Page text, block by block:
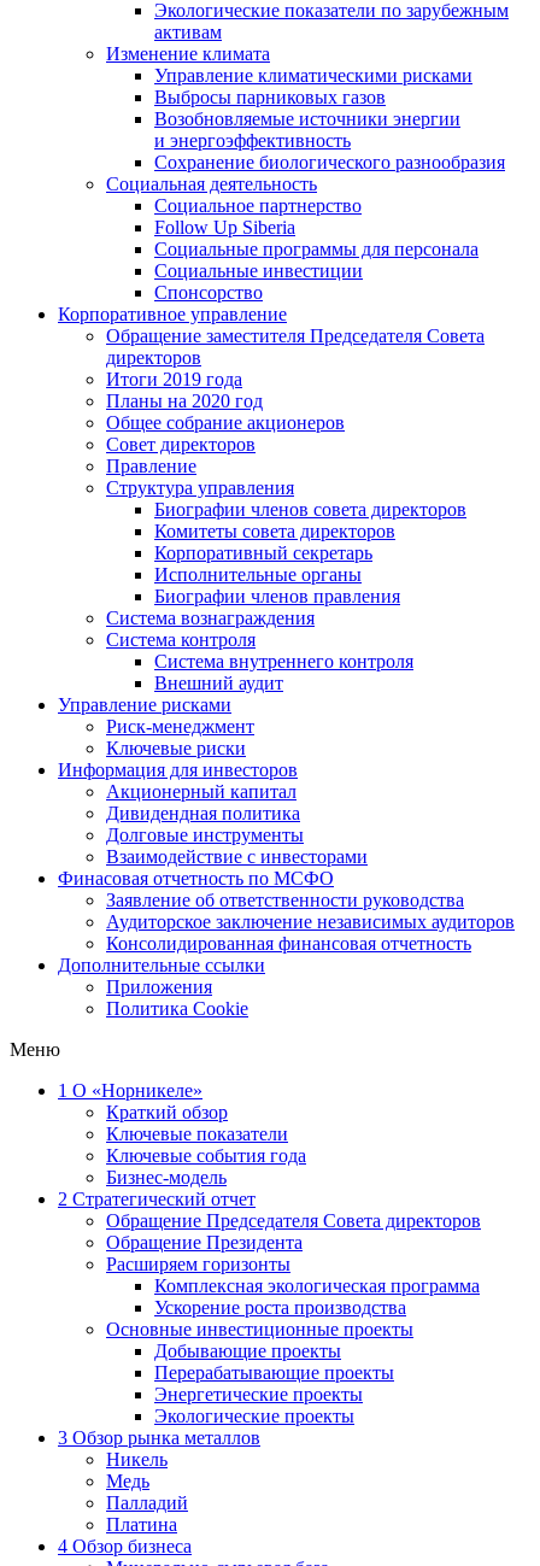
Экологические показатели по зарубежным
активам
Изменение климата
Управление климатическими рисками
Выбросы парниковых газов
Возобновляемые источники энергии
и энергоэффективность
Сохранение биологического разнообразия
Социальная деятельность
Социальное партнерство
Follow Up Siberia
Социальные программы для персонала
Социальные инвестиции
Спонсорство
Корпоративное управление
Обращение заместителя Председателя Совета
директоров
Итоги 2019 года
Планы на 2020 год
Общее собрание акционеров
Совет директоров
Правление
Структура управления
Биографии членов совета директоров
Комитеты совета директоров
Корпоративный секретарь
Исполнительные органы
Биографии членов правления
Система вознаграждения
Система контроля
Система внутреннего контроля
Внешний аудит
Управление рисками
Риск-менеджмент
Ключевые риски
Информация для инвесторов
Акционерный капитал
Дивидендная политика
Долговые инструменты
Взаимодействие с инвеcторами
Финасовая отчетность по МСФО
Заявление об ответственности руководства
Аудиторское заключение независимых аудиторов
Консолидированная финансовая отчетность
Дополнительные ссылки
Приложения
Политика Cookie
Меню
1 О «Норникеле»
Краткий обзор
Ключевые показатели
Ключевые события года
Бизнес-модель
2 Стратегический отчет
Обращение Председателя Совета директоров
Обращение Президента
Расширяем горизонты
Комплексная экологическая программа
Ускорение роста производства
Основные инвестиционные проекты
Добывающие проекты
Перерабатывающие проекты
Энергетические проекты
Экологические проекты
3 Обзор рынка металлов
Никель
Медь
Палладий
Платина
4 Обзор бизнеса